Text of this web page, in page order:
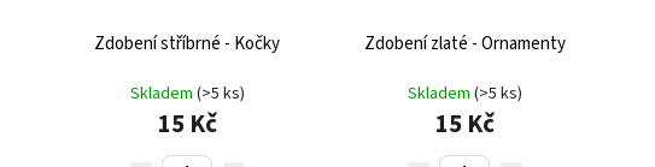
Zdobení stříbrné - Kočky
Skladem (>5 ks)
15 Kč
Zdobení zlaté - Ornamenty
Skladem (>5 ks)
15 Kč